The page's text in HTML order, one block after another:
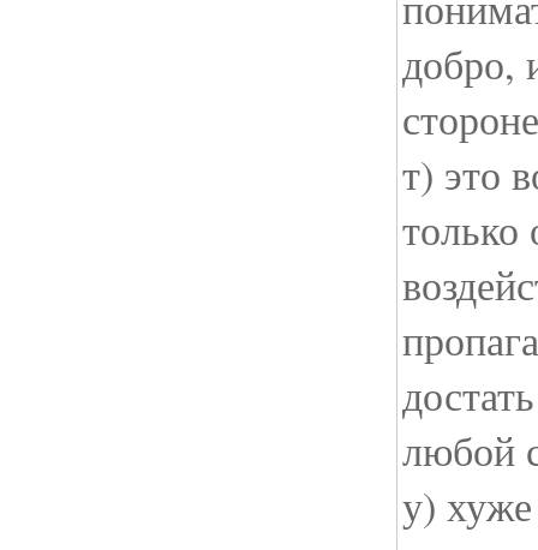
добро,
т) это
только
любой
у)